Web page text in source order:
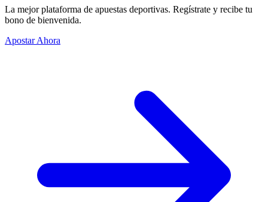
La mejor plataforma de apuestas deportivas. Regístrate y recibe tu
bono de bienvenida.
Apostar Ahora